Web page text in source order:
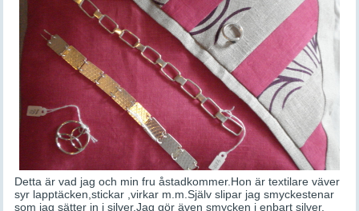
Detta är vad jag och min fru åstadkommer.Hon är textilare väver
syr lapptäcken,stickar ,virkar m.m.Själv slipar jag smyckestenar
som jag sätter in i silver.Jag gör även smycken i enbart silver.